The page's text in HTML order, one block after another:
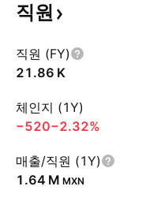
직원
직원 (FY)
‪21.86 K‬
체인지 (1Y)
−520−2.32%
매출/직원 (1Y)
‪1.64 M‬ MXN